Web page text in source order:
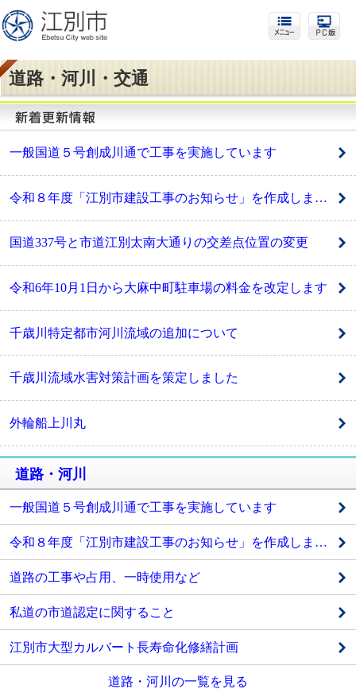
道路・河川・交通
一般国道５号創成川通で工事を実施しています
令和８年度「江別市建設工事のお知らせ」を作成しました
国道337号と市道江別太南大通りの交差点位置の変更
令和6年10月1日から大麻中町駐車場の料金を改定します
千歳川特定都市河川流域の追加について
千歳川流域水害対策計画を策定しました
外輪船上川丸
道路・河川
一般国道５号創成川通で工事を実施しています
令和８年度「江別市建設工事のお知らせ」を作成しました
道路の工事や占用、一時使用など
私道の市道認定に関すること
江別市大型カルバート長寿命化修繕計画
道路・河川の一覧を見る